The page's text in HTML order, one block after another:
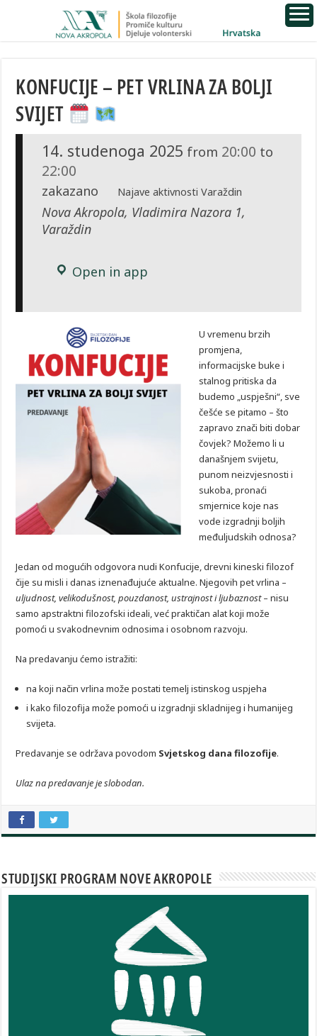
KONFUCIJE – PET VRLINA ZA BOLJI
SVIJET
14. studenoga 2025 from 20:00 to
22:00
zakazano Najave aktivnosti Varaždin
Nova Akropola, Vladimira Nazora 1,
Varaždin
Open in app
U vremenu brzih
promjena,
informacijske buke i
stalnog pritiska da
budemo „uspješni“, sve
češće se pitamo – što
zapravo znači biti dobar
čovjek? Možemo li u
današnjem svijetu,
punom neizvjesnosti i
sukoba, pronaći
smjernice koje nas
vode izgradnji boljih
međuljudskih odnosa?
Jedan od mogućih odgovora nudi Konfucije, drevni kineski filozof
čije su misli i danas iznenađujuće aktualne. Njegovih pet vrlina –
uljudnost, velikodušnost, pouzdanost, ustrajnost i ljubaznost– nisu
samo apstraktni filozofski ideali, već praktičan alat koji može
pomoći u svakodnevnim odnosima i osobnom razvoju.
Na predavanju ćemo istražiti:
na koji način vrlina može postati temelj istinskog uspjeha
i kako filozofija može pomoći u izgradnji skladnijeg i humanijeg
svijeta.
Predavanje se održava povodom Svjetskog dana filozofije.
Ulaz na predavanje je slobodan.
STUDIJSKI PROGRAM NOVE AKROPOLE